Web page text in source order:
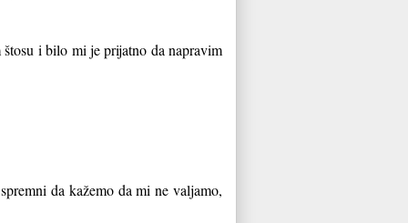
i bilo mi je prijatno da napravim
da kažemo da mi ne valjamo,